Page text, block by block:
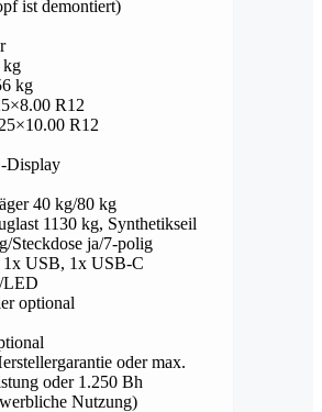
ist demontiert)
kg
kg
R12
R12
Display
40 kg/80 kg
1130 kg, Synthetikseil
Steckdose ja/7-polig
1x USB, 1x USB-C
LED
optional
oder max.
oder 1.250 Bh
Nutzung)